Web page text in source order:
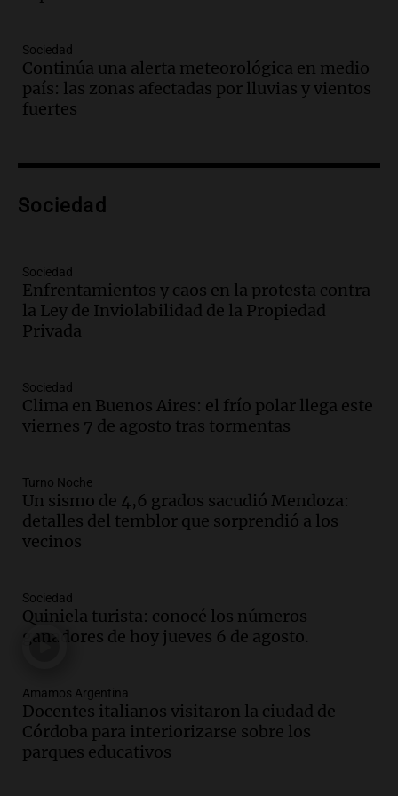
avanza con testimonios clave sobre el
accidente en Villa Dolores
Panorama Federal
tributo todos los jueves
Episodios
sea, va a ser lindo”
La Cadena del Gol
Episodios
Audio.
mano es muy peligroso”
La Argentina, hoy
Episodios
sobre los parques educativos
Amamos Argentina
Episodios
Audio.
durante la primavera
Informados al regreso
Episodios
tras fuertes vientos
Panorama Federal
Episodios
Audio.
Sociedad
Continúa una alerta meteorológica en medio
país: las zonas afectadas por lluvias y vientos
fuertes
Sociedad
Sociedad
Enfrentamientos y caos en la protesta contra
la Ley de Inviolabilidad de la Propiedad
Privada
Sociedad
Clima en Buenos Aires: el frío polar llega este
viernes 7 de agosto tras tormentas
Turno Noche
Un sismo de 4,6 grados sacudió Mendoza:
detalles del temblor que sorprendió a los
vecinos
Sociedad
Quiniela turista: conocé los números
ganadores de hoy jueves 6 de agosto.
Amamos Argentina
Docentes italianos visitaron la ciudad de
Córdoba para interiorizarse sobre los
parques educativos